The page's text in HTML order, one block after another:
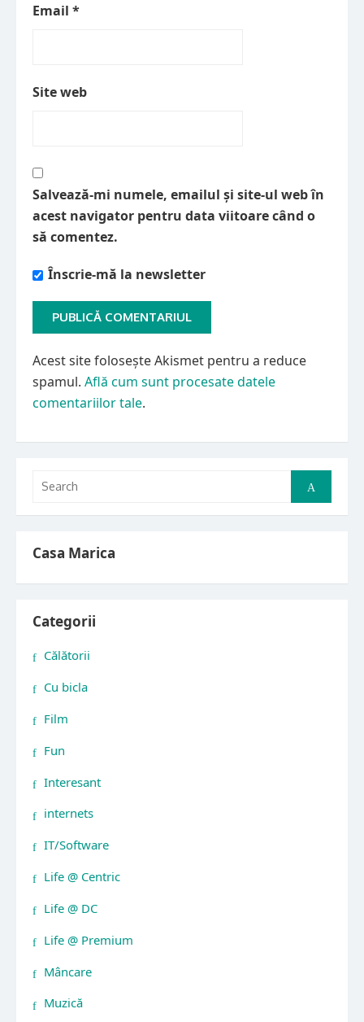
Email *
Site web
Salvează-mi numele, emailul și site-ul web în
acest navigator pentru data viitoare când o
să comentez.
Înscrie-mă la newsletter
Acest site folosește Akismet pentru a reduce
spamul. Află cum sunt procesate datele
comentariilor tale.
Search
Search
Casa Marica
Categorii
Călătorii
Cu bicla
Film
Fun
Interesant
internets
IT/Software
Life @ Centric
Life @ DC
Life @ Premium
Mâncare
Muzică